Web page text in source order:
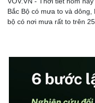
Bắc Bộ có mưa to và
bộ có nơi mưa rất to trên